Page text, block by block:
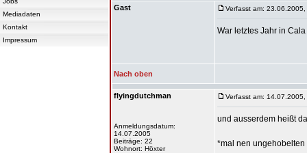
Mediadaten
Kontakt
Impressum
Gast Verfasst am: 23.06.2005,
War letztes Jahr in
Nach oben
flyingdutchman
Anmeldungsdatum:
14.07.2005
Beiträge: 22
Wohnort: Höxter
Verfasst am:
und ausserdem heißt
*mal nen